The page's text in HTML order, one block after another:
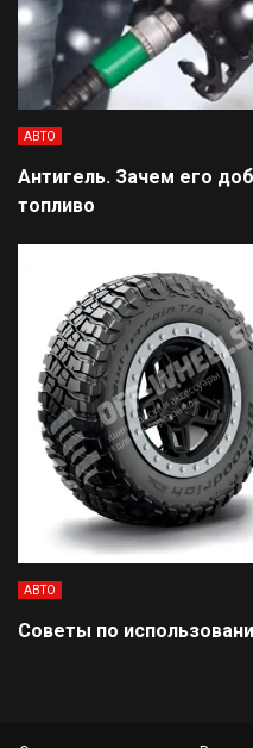
АВТО
Антигель. Зачем его
топливо
АВТО
Советы по